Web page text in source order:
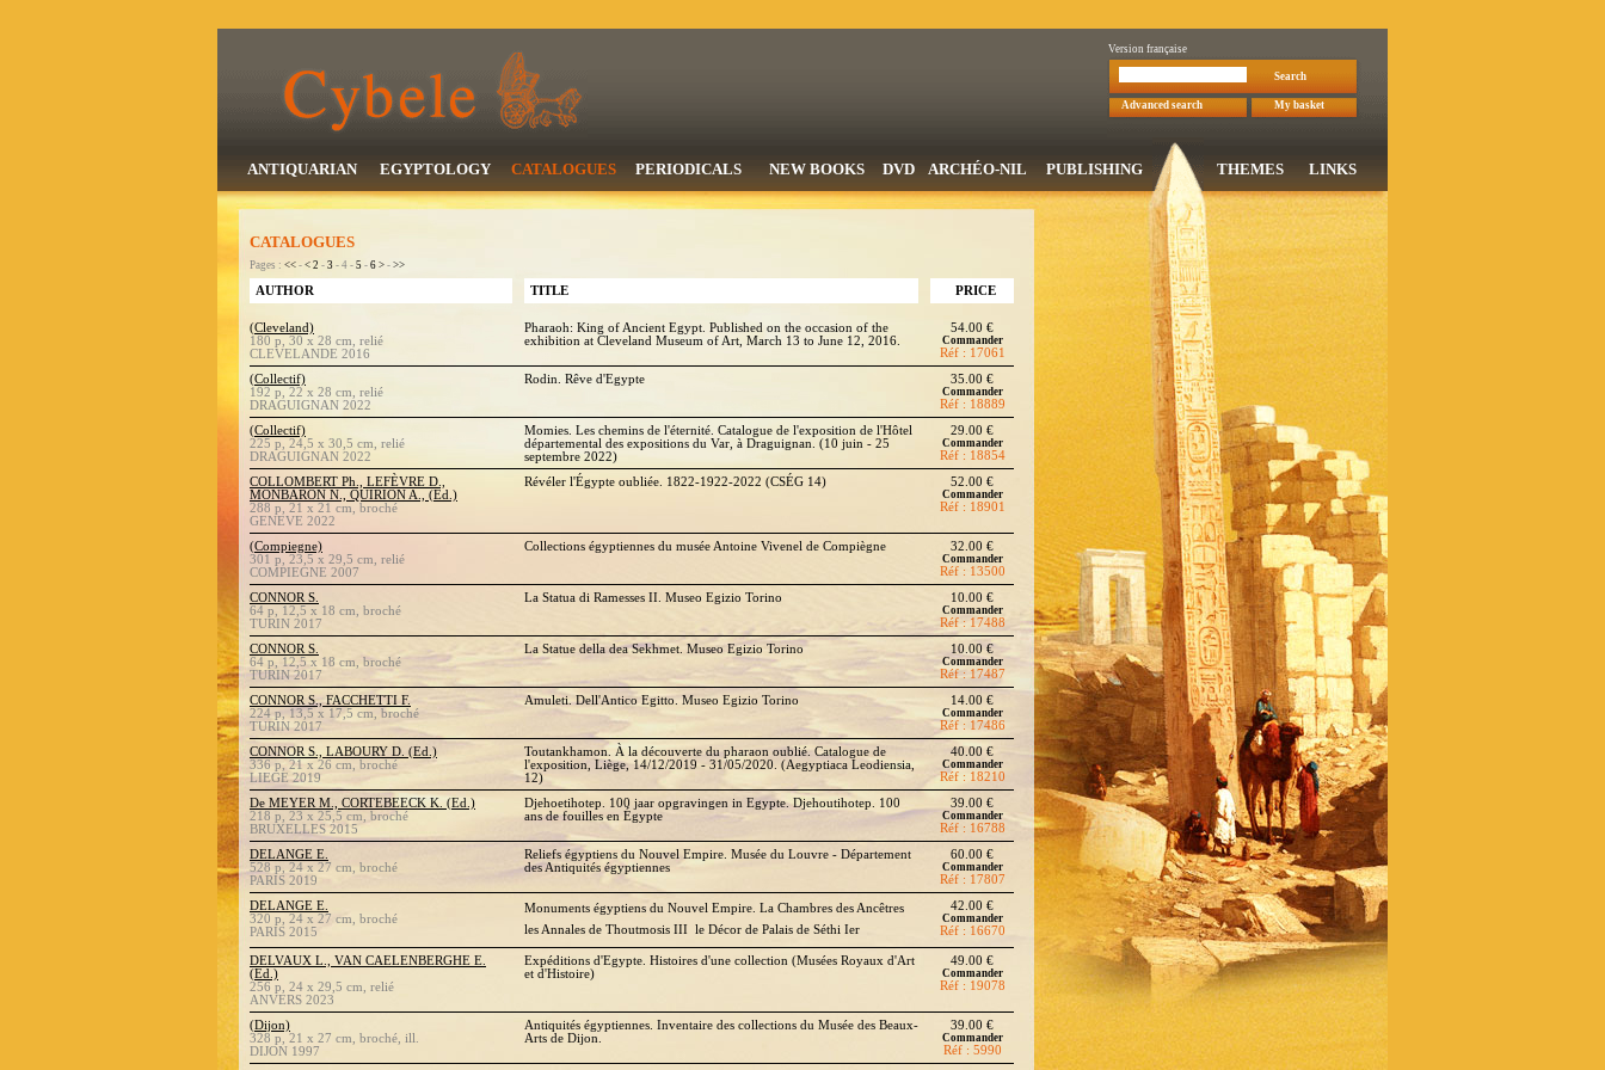
Version française
Search
Advanced search My basket
ANTIQUARIAN EGYPTOLOGY CATALOGUES PERIODICALS NEW BOOKS DVD ARCHÉO-NIL PUBLISHING THEMES LINKS
CATALOGUES
Pages : << - < 2 - 3 - 4 - 5 - 6 > - >>
AUTHOR TITLE PRICE
(Cleveland)
180 p, 30 x 28 cm, relié
CLEVELANDE 2016
Pharaoh: King of Ancient Egypt. Published on the occasion of the
exhibition at Cleveland Museum of Art, March 13 to June 12, 2016.
54.00 €
Commander
Réf : 17061
(Collectif)
192 p, 22 x 28 cm, relié
DRAGUIGNAN 2022
Rodin. Rêve d'Egypte 35.00 €
Commander
Réf : 18889
(Collectif)
225 p, 24,5 x 30,5 cm, relié
DRAGUIGNAN 2022
Momies. Les chemins de l'éternité. Catalogue de l'exposition de l'Hôtel
départemental des expositions du Var, à Draguignan. (10 juin - 25
septembre 2022)
29.00 €
Commander
Réf : 18854
COLLOMBERT Ph., LEFÈVRE D.,
MONBARON N., QUIRION A., (Ed.)
288 p, 21 x 21 cm, broché
GENEVE 2022
Révéler l'Égypte oubliée. 1822-1922-2022 (CSÉG 14) 52.00 €
Commander
Réf : 18901
(Compiegne)
301 p, 23,5 x 29,5 cm, relié
COMPIEGNE 2007
Collections égyptiennes du musée Antoine Vivenel de Compiègne 32.00 €
Commander
Réf : 13500
CONNOR S.
64 p, 12,5 x 18 cm, broché
TURIN 2017
La Statua di Ramesses II. Museo Egizio Torino 10.00 €
Commander
Réf : 17488
CONNOR S.
64 p, 12,5 x 18 cm, broché
TURIN 2017
La Statue della dea Sekhmet. Museo Egizio Torino 10.00 €
Commander
Réf : 17487
CONNOR S., FACCHETTI F.
224 p, 13,5 x 17,5 cm, broché
TURIN 2017
Amuleti. Dell'Antico Egitto. Museo Egizio Torino 14.00 €
Commander
Réf : 17486
CONNOR S., LABOURY D. (Ed.)
336 p, 21 x 26 cm, broché
LIEGE 2019
Toutankhamon. À la découverte du pharaon oublié. Catalogue de
l'exposition, Liège, 14/12/2019 - 31/05/2020. (Aegyptiaca Leodiensia,
12)
40.00 €
Commander
Réf : 18210
De MEYER M., CORTEBEECK K. (Ed.)
218 p, 23 x 25,5 cm, broché
BRUXELLES 2015
Djehoetihotep. 100 jaar opgravingen in Egypte. Djehoutihotep. 100
ans de fouilles en Égypte
39.00 €
Commander
Réf : 16788
DELANGE E.
528 p, 24 x 27 cm, broché
PARIS 2019
Reliefs égyptiens du Nouvel Empire. Musée du Louvre - Département
des Antiquités égyptiennes
60.00 €
Commander
Réf : 17807
DELANGE E.
320 p, 24 x 27 cm, broché
PARIS 2015
Monuments égyptiens du Nouvel Empire. La Chambres des Ancêtres 
les Annales de Thoutmosis III  le Décor de Palais de Séthi Ier
42.00 €
Commander
Réf : 16670
DELVAUX L., VAN CAELENBERGHE E.
(Ed.)
256 p, 24 x 29,5 cm, relié
ANVERS 2023
Expéditions d'Egypte. Histoires d'une collection (Musées Royaux d'Art
et d'Histoire)
49.00 €
Commander
Réf : 19078
(Dijon)
328 p, 21 x 27 cm, broché, ill.
DIJON 1997
Antiquités égyptiennes. Inventaire des collections du Musée des Beaux-
Arts de Dijon.
39.00 €
Commander
Réf : 5990